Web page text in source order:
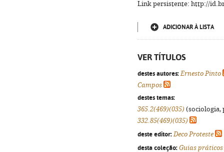
Link persistente: http://
ADICIONAR À LISTA
VER TÍTULOS
destes autores: Ernesto Pinto
Campos
destes temas:
365.2(469)(035) (sociologia,
332.85(469)(035)
deste editor: Deco Proteste
desta coleção: Guias práticos